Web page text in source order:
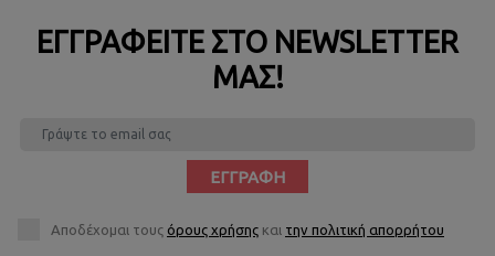
ΕΓΓΡΑΦΕΊΤΕ ΣΤΟ NEWSLETTER
ΜΑΣ!
ΕΓΓΡΑΦΉ
Αποδέχομαι τους όρους χρήσης και την πολιτική απορρήτου